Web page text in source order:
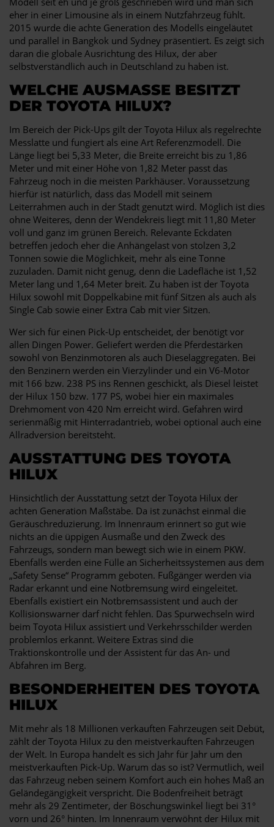
eher in einer Limousine als in einem Nutzfahrzeug fühlt.
2015 wurde die achte Generation des Modells eingeläutet
und parallel in Bangkok und Sydney präsentiert. Es zeigt sich
daran die globale Ausrichtung des Hilux, der aber
selbstverständlich auch in Deutschland zu haben ist.
WELCHE AUSMASSE BESITZT D
ER TOYOTA HILUX?
Im Bereich der Pick-Ups gilt der Toyota Hilux als regelrechte
Messlatte und fungiert als eine Art Referenzmodell. Die
Länge liegt bei 5,33 Meter, die Breite erreicht bis zu 1,86
Meter und mit einer Höhe von 1,82 Meter passt das
Fahrzeug noch in die meisten Parkhäuser. Voraussetzung
hierfür ist natürlich, dass das Modell mit seinem
Leiterrahmen auch in der Stadt genutzt wird. Möglich ist dies
ohne Weiteres, denn der Wendekreis liegt mit 11,80 Meter
voll und ganz im grünen Bereich. Relevante Eckdaten
betreffen jedoch eher die Anhängelast von stolzen 3,2
Tonnen sowie die Möglichkeit, mehr als eine Tonne
zuzuladen. Damit nicht genug, denn die Ladefläche ist 1,52
Meter lang und 1,64 Meter breit. Zu haben ist der Toyota
Hilux sowohl mit Doppelkabine mit fünf Sitzen als auch als
Single Cab sowie einer Extra Cab mit vier Sitzen.
Wer sich für einen Pick-Up entscheidet, der benötigt vor
allen Dingen Power. Geliefert werden die Pferdestärken
sowohl von Benzinmotoren als auch Dieselaggregaten. Bei
den Benzinern werden ein Vierzylinder und ein V6-Motor
mit 166 bzw. 238 PS ins Rennen geschickt, als Diesel leistet
der Hilux 150 bzw. 177 PS, wobei hier ein maximales
Drehmoment von 420 Nm erreicht wird. Gefahren wird
serienmäßig mit Hinterradantrieb, wobei optional auch eine
Allradversion bereitsteht.
AUSSTATTUNG DES TOYOTA
HILUX
Hinsichtlich der Ausstattung setzt der Toyota Hilux der
achten Generation Maßstäbe. Da ist zunächst einmal die
Geräuschreduzierung. Im Innenraum erinnert so gut wie
nichts an die üppigen Ausmaße und den Zweck des
Fahrzeugs, sondern man bewegt sich wie in einem PKW.
Ebenfalls werden eine Fülle an Sicherheitssystemen aus dem
„Safety Sense“ Programm geboten. Fußgänger werden via
Radar erkannt und eine Notbremsung wird eingeleitet.
Ebenfalls existiert ein Notbremsassistent und auch der
Kollisionswarner darf nicht fehlen. Das Spurwechseln wird
beim Toyota Hilux assistiert und Verkehrsschilder werden
problemlos erkannt. Weitere Extras sind die
Traktionskontrolle und der Assistent für das An- und
Abfahren im Berg.
BESONDERHEITEN DES TOYOTA
HILUX
Mit mehr als 18 Millionen verkauften Fahrzeugen seit Debüt,
zählt der Toyota Hilux zu den meistverkauften Fahrzeugen
der Welt. In Europa handelt es sich Jahr für Jahr um den
meistverkauften Pick-Up. Warum das so ist? Vermutlich, weil
das Fahrzeug neben seinem Komfort auch ein hohes Maß an
Geländegängigkeit verspricht. Die Bodenfreiheit beträgt
mehr als 29 Zentimeter, der Böschungswinkel liegt bei 31°
vorn und 26° hinten. Im Innenraum verwöhnt der Hilux mit